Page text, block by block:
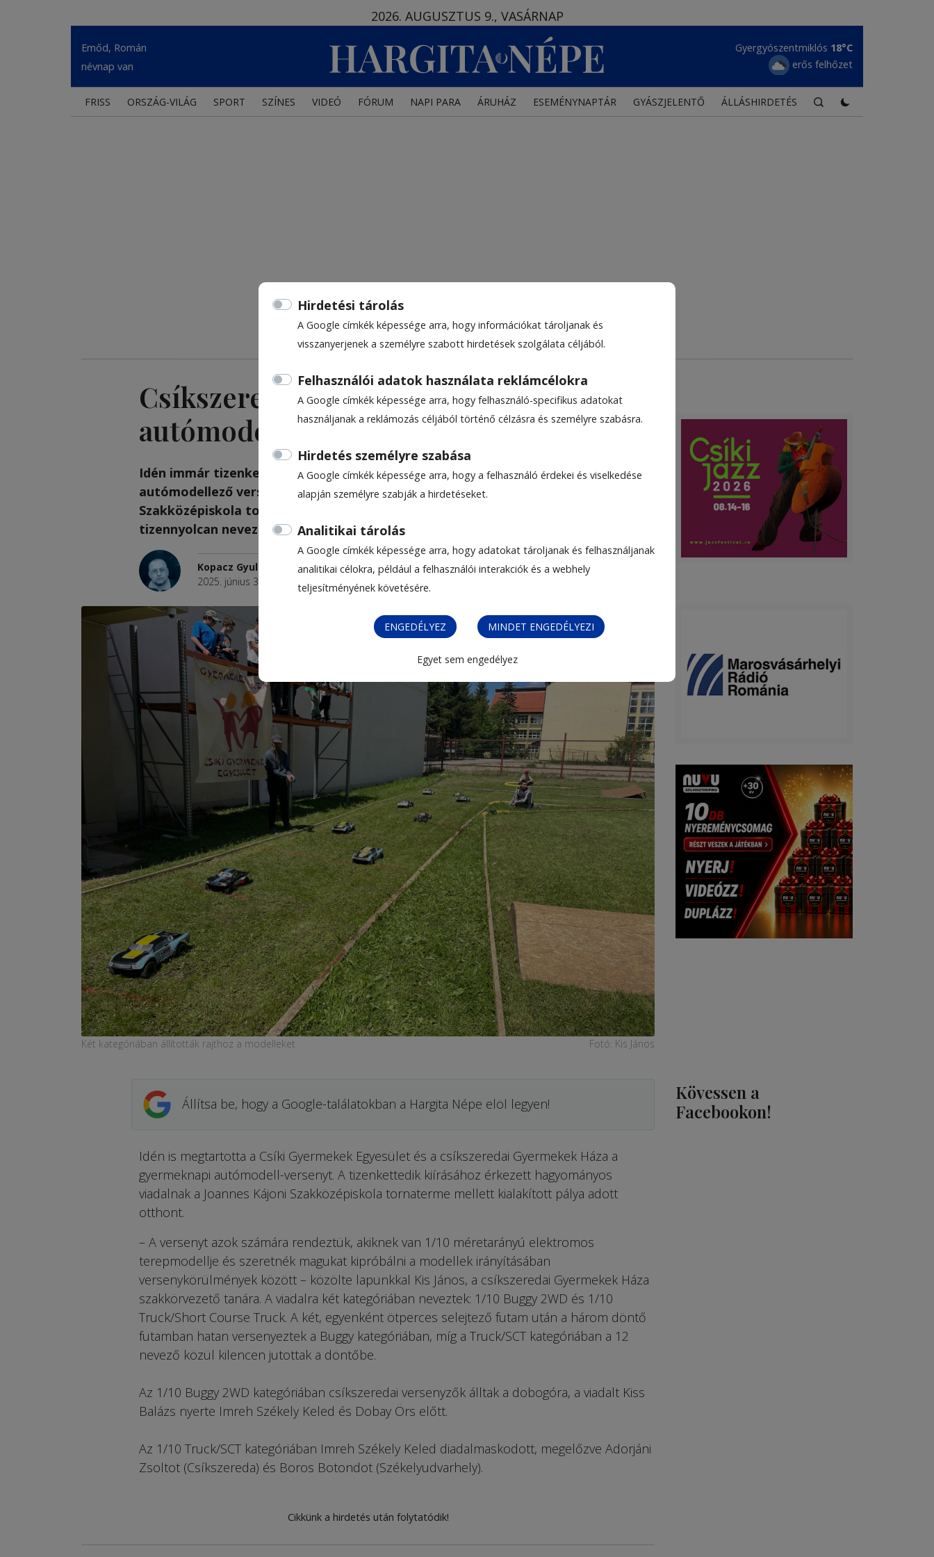
Hirdetési tárolás
A Google címkék képessége arra, hogy információkat tároljanak és
visszanyerjenek a személyre szabott hirdetések szolgálata céljából.
Felhasználói adatok használata reklámcélokra
A Google címkék képessége arra, hogy felhasználó-specifikus adatokat
használjanak a reklámozás céljából történő célzásra és személyre szabásra.
Hirdetés személyre szabása
A Google címkék képessége arra, hogy a felhasználó érdekei és viselkedése
alapján személyre szabják a hirdetéseket.
Analitikai tárolás
A Google címkék képessége arra, hogy adatokat tároljanak és felhasználjanak
analitikai célokra, például a felhasználói interakciók és a webhely
teljesítményének követésére.
ENGEDÉLYEZ MINDET ENGEDÉLYEZI
Egyet sem engedélyez
2026. AUGUSZTUS 9., VASÁRNAP
Emőd, Román
névnap van
Gyergyószentmiklós 18°C
erős felhőzet
FRISS ORSZÁG-VILÁG SPORT SZÍNES VIDEÓ FÓRUM NAPI PARA ÁRUHÁZ ESEMÉNYNAPTÁR GYÁSZJELENTŐ ÁLLÁSHIRDETÉS
Csíkszeredai sikerek
autómodellezésben
Idén immár tizenkettedik alkalommal tartottak a nemzetközi gyermeknapon
autómodellező versenyt Csíkszeredában. A versenyre, amelyet a Joannes Kájoni
Szakközépiskola tornaterme mellett kialakított pályán tartottak, összesen
tizennyolcan neveztek két kategóriában. Csíkszeredaiak nyerték a futamokat.
Kopacz Gyula
2025. június 3., 14:37
Két kategóriában állították rajthoz a modelleket Fotó: Kis János
Állítsa be, hogy a Google-találatokban a Hargita Népe elöl legyen!
Idén is megtartotta a Csíki Gyermekek Egyesület és a csíkszeredai Gyermekek Háza a
gyermeknapi autómodell-versenyt. A tizenkettedik kiírásához érkezett hagyományos
viadalnak a Joannes Kájoni Szakközépiskola tornaterme mellett kialakított pálya adott
otthont.
– A versenyt azok számára rendeztük, akiknek van 1/10 méretarányú elektromos
terepmodellje és szeretnék magukat kipróbálni a modellek irányításában
versenykörülmények között – közölte lapunkkal Kis János, a csíkszeredai Gyermekek Háza
szakkörvezető tanára. A viadalra két kategóriában neveztek: 1/10 Buggy 2WD és 1/10
Truck/Short Course Truck. A két, egyenként ötperces selejtező futam után a három döntő
futamban hatan versenyeztek a Buggy kategóriá­ban, míg a Truck/SCT kategóriában a 12
nevező közül kilencen jutottak a döntőbe.
Az 1/10 Buggy 2WD kategóriában csíkszeredai versenyzők álltak a dobogóra, a viadalt Kiss
Balázs nyerte Imreh Székely Keled és Dobay Örs előtt.
Az 1/10 Truck/SCT kategóriában Imreh Székely Keled diadalmaskodott, megelőzve Adorjáni
Zsoltot (Csíkszereda) és Boros Botondot (Székelyudvarhely).
Cikkünk a hirdetés után folytatódik!
Kövessen a
Facebookon!